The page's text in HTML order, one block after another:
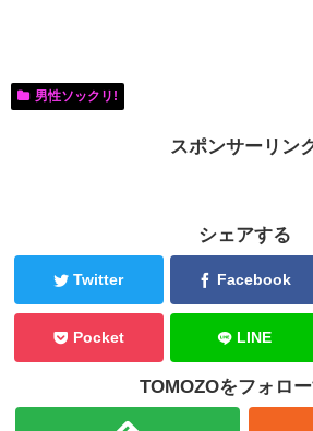
男性ソックリ!
スポンサーリン
シェアする
Twitter Facebook
Pocket LINE
TOMOZOをフォロ